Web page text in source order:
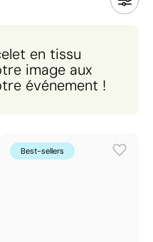
: impression en couleur
en tissu
image aux
événement !
Best-sellers